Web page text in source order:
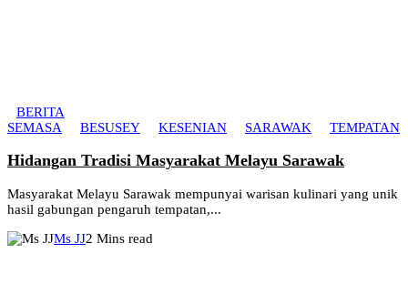
BERITA
SEMASA
BESUSEY KESENIAN SARAWAK TEMPATAN
Hidangan Tradisi Masyarakat Melayu Sarawak
Masyarakat Melayu Sarawak mempunyai warisan kulinari yang unik
hasil gabungan pengaruh tempatan,...
Ms JJ2 Mins read